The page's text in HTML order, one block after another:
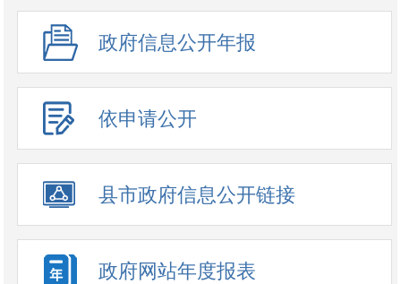
政府信息公开年报
依申请公开
县市政府信息公开链接
政府网站年度报表